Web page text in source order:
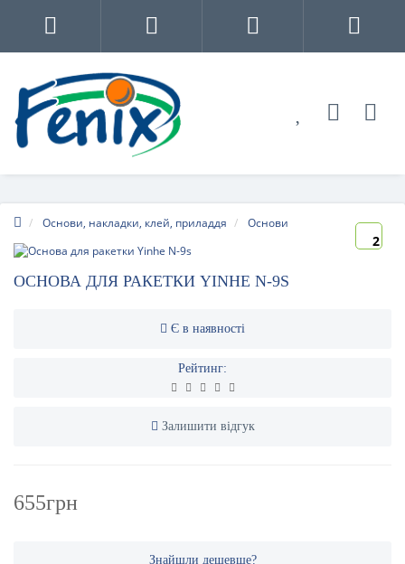
Основи, накладки, клей, приладдя Основи
2
ОСНОВА ДЛЯ РАКЕТКИ YINHE N-9S
Є в наявності
Рейтинг:
Залишити відгук
655грн
Знайшли дешевше?